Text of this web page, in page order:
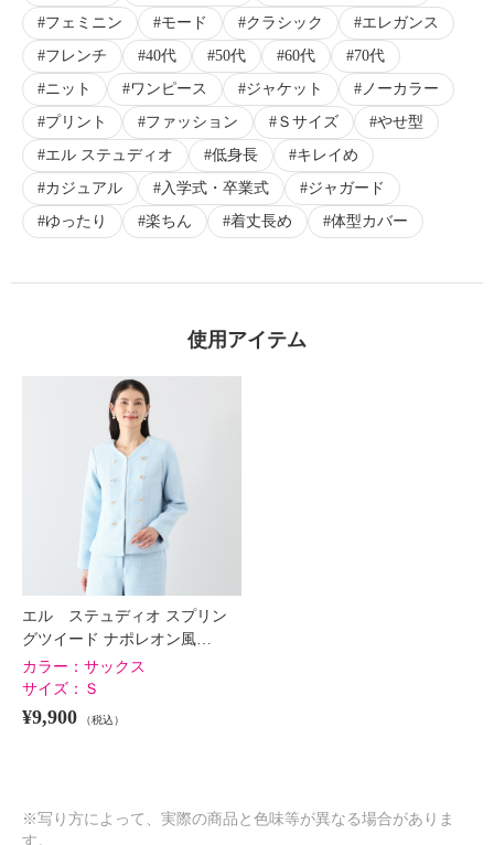
フェミニン
モード クラシック
エレガンス
フレンチ
40代 50代 60代
70代
ニット
ワンピース ジャケット
ノーカラー
プリント
ファッション Ｓサイズ
やせ型
エル ステュディオ
低身長
キレイめ
カジュアル
入学式・卒業式
ジャガード
ゆったり
楽ちん 着丈長め 体型カバー
使用アイテム
エル ステュディオ スプリン
グツイード ナポレオン風…
カラー： サックス
サイズ： Ｓ
¥9,900 （税込）
※写り方によって、実際の商品と色味等が異なる場合がありま
す。